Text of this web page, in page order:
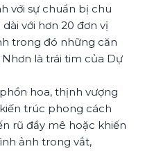
với sự chuẩn bị chu
với hơn 20 đơn vị
trong đó những căn
là trái tim của Dự
hoa, thịnh vượng
trúc phong cách
rũ đầy mê hoặc khiến
ảnh trong vắt,